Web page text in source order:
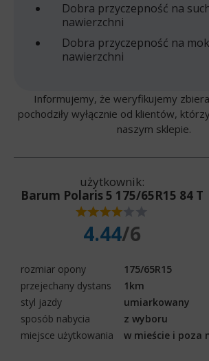
Dobra przyczepność na
nawierzchni
Dobra przyczepność na
nawierzchni
Informujemy, że weryfikujemy
pochodziły wyłącznie od klientów,
naszym sklepie.
użytkownik:
Barum Polaris 5 175/65R15 84 T
4.44/6
rozmiar opony
175/65R15
przejechany dystans
1km
styl jazdy
umiarkowany
sposób nabycia
z wyboru
miejsce użytkowania
w mieście i poza